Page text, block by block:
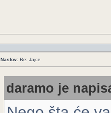
Naslov: Re: Jajce
daramo je